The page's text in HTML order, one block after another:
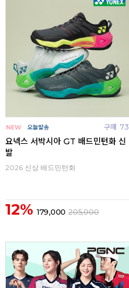
구매 73
요넥스 서박시아 GT 배드민턴화 신
발
2026 신상 배드민턴화
12% 179,000 205,000